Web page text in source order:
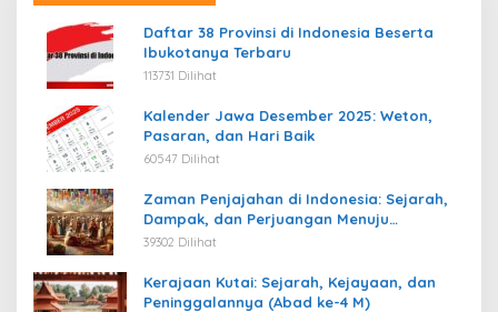
Daftar 38 Provinsi di Indonesia Beserta
Ibukotanya Terbaru
113731 Dilihat
Kalender Jawa Desember 2025: Weton,
Pasaran, dan Hari Baik
60547 Dilihat
Zaman Penjajahan di Indonesia: Sejarah,
Dampak, dan Perjuangan Menuju
Kemerdekaan
39302 Dilihat
Kerajaan Kutai: Sejarah, Kejayaan, dan
Peninggalannya (Abad ke-4 M)